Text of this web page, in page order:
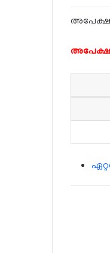
അപേക്ഷ
അപേക്ഷ